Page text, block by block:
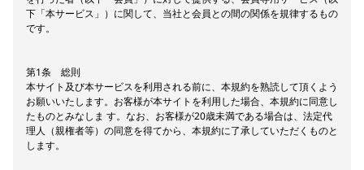
下「本サービス」）に関して、当社と会員との間の関係を規律するもの
です。
第1条 総則
本サイト及び本サービスを利用される前に、本規約を熟読して頂くよう
お願いいたします。お客様が本サイトを利用した場合、本規約に同意し
たものとみなしま す。なお、お客様が20歳未満である場合は、法定代
理人（親権者等）の同意を得てから、本規約に了承していただくものと
します。